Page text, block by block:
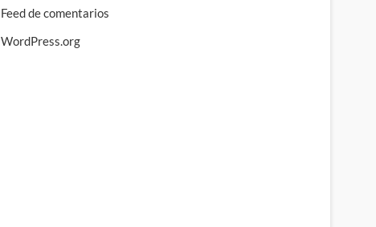
Feed de comentarios
WordPress.org